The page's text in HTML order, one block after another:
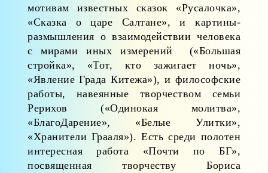
мотивам известных сказок «Русалочка»,
«Сказка о царе Салтане», и картины-
размышления о взаимодействии человека
с мирами иных измерений («Большая
стройка», «Тот, кто зажигает ночь»,
«Явление Града Китежа»), и философские
работы, навеянные творчеством семьи
Рерихов («Одинокая молитва»,
«БлагоДарение», «Белые Улитки»,
«Хранители Грааля»). Есть среди полотен
интересная работа «Почти по БГ»,
посвященная творчеству Бориса